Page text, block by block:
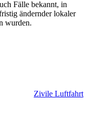
Fälle bekannt, in
ändernder lokaler
wurden.
Zivile Luftfahrt